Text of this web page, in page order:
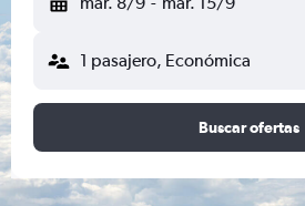
1 pasajero, Económica
Buscar ofertas